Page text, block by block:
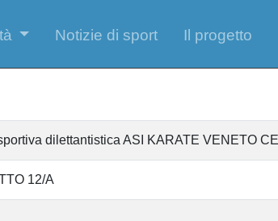
Notizie di sport Il progetto
dilettantistica ASI KARATE VENETO
12/A